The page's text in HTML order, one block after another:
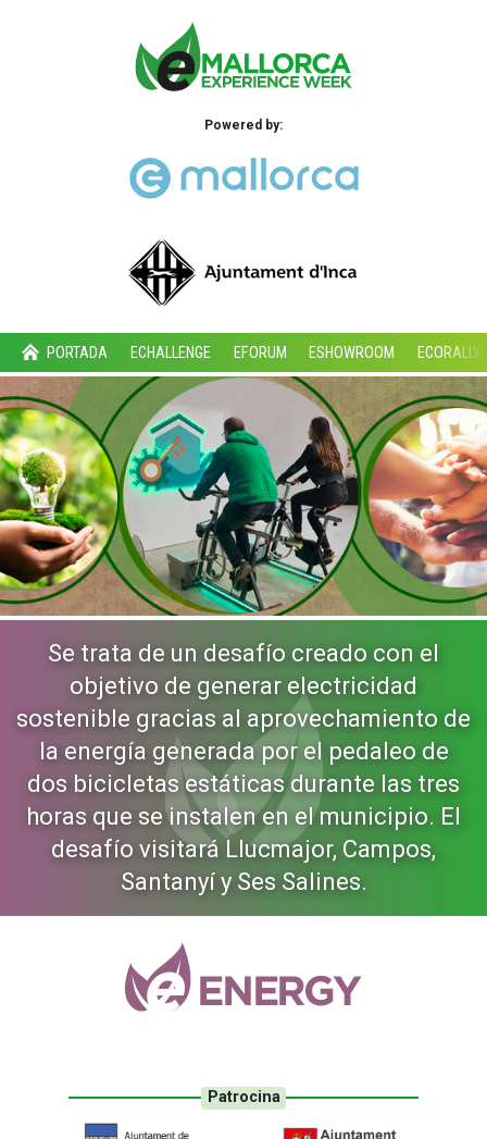
Powered by:
PORTADA ECHALLENGE EFORUM ESHOWROOM
Se trata de un desafío creado con el
objetivo de generar electricidad
sostenible gracias al aprovechamiento de
la energía generada por el pedaleo de
dos bicicletas estáticas durante las tres
horas que se instalen en el municipio. El
desafío visitará Llucmajor, Campos,
Santanyí y Ses Salines.
Patrocina